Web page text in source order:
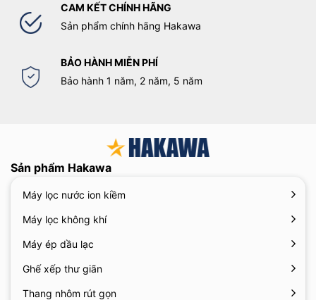
CAM KẾT CHÍNH HÃNG
Sản phẩm chính hãng Hakawa
BẢO HÀNH MIỄN PHÍ
Bảo hành 1 năm, 2 năm, 5 năm
Sản phẩm Hakawa
Máy lọc nước ion kiềm
Máy lọc không khí
Máy ép dầu lạc
Ghế xếp thư giãn
Thang nhôm rút gọn